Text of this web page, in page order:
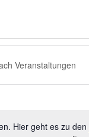
Hinweis
Hier geht es zu den